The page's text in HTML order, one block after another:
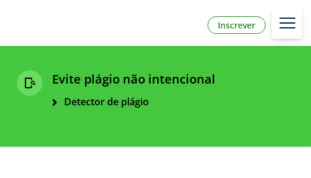
Inscrever
Evite plágio não intencional
Detector de plágio